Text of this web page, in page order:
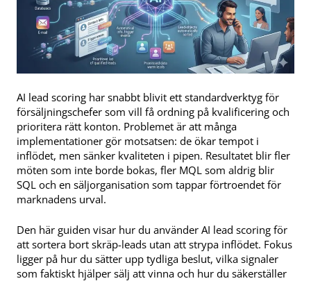
AI lead scoring har snabbt blivit ett standardverktyg för
försäljningschefer som vill få ordning på kvalificering och
prioritera rätt konton. Problemet är att många
implementationer gör motsatsen: de ökar tempot i
inflödet, men sänker kvaliteten i pipen. Resultatet blir fler
möten som inte borde bokas, fler MQL som aldrig blir
SQL och en säljorganisation som tappar förtroendet för
marknadens urval.
Den här guiden visar hur du använder AI lead scoring för
att sortera bort skräp-leads utan att strypa inflödet. Fokus
ligger på hur du sätter upp tydliga beslut, vilka signaler
som faktiskt hjälper sälj att vinna och hur du säkerställer